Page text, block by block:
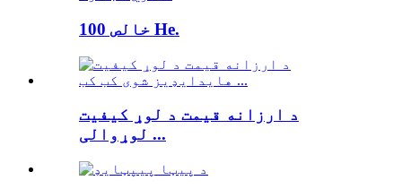
خالص 100 He.
د ارزانه قیمت د لوړ کیفیت
لوړوالی ...